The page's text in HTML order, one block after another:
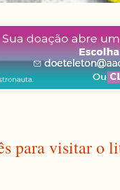
para visitar o